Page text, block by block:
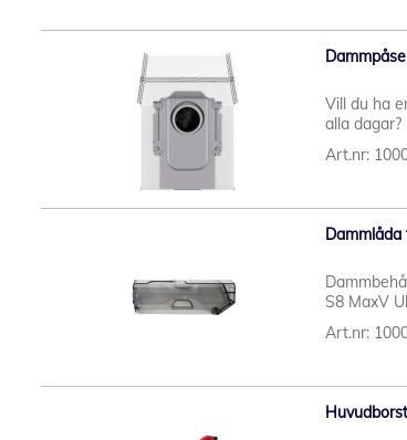
Vill du ha
alla
Art.nr:
S8 MaxV
Art.nr: